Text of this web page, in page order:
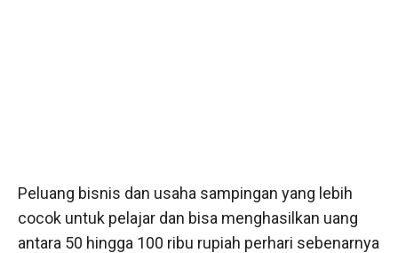
Peluang bisnis dan usaha sampingan yang lebih
cocok untuk pelajar dan bisa menghasilkan uang
antara 50 hingga 100 ribu rupiah perhari sebenarnya